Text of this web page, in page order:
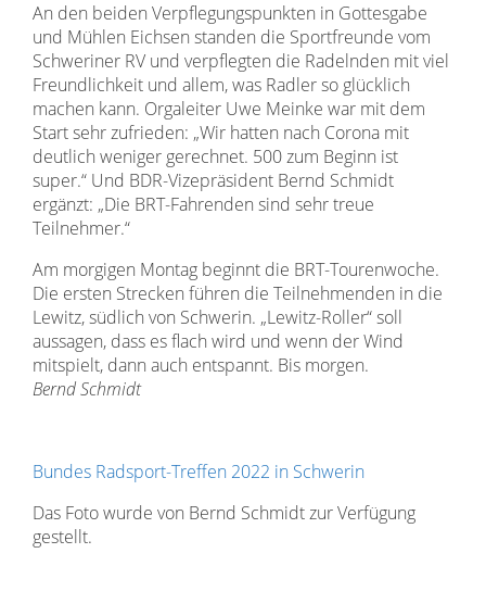
An den beiden Verpflegungspunkten in Gottesgabe
und Mühlen Eichsen standen die Sportfreunde vom
Schweriner RV und verpflegten die Radelnden mit viel
Freundlichkeit und allem, was Radler so glücklich
machen kann. Orgaleiter Uwe Meinke war mit dem
Start sehr zufrieden: „Wir hatten nach Corona mit
deutlich weniger gerechnet. 500 zum Beginn ist
super.“ Und BDR-Vizepräsident Bernd Schmidt
ergänzt: „Die BRT-Fahrenden sind sehr treue
Teilnehmer.“
Am morgigen Montag beginnt die BRT-Tourenwoche.
Die ersten Strecken führen die Teilnehmenden in die
Lewitz, südlich von Schwerin. „Lewitz-Roller“ soll
aussagen, dass es flach wird und wenn der Wind
mitspielt, dann auch entspannt. Bis morgen.
Bernd Schmidt
Bundes Radsport-Treffen 2022 in Schwerin
Das Foto wurde von Bernd Schmidt zur Verfügung
gestellt.